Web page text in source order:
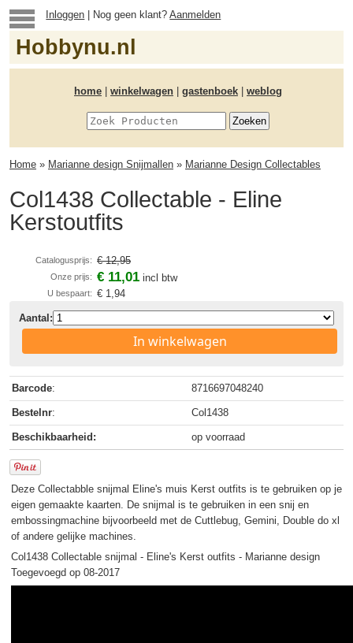
Inloggen | Nog geen klant?Aanmelden
Hobbynu.nl
home winkelwagen gastenboek weblog
Home » Marianne design Snijmallen » Marianne Design Collectables
Col1438 Collectable - Eline
Kerstoutfits
Catalogusprijs: € 12,95
Onze prijs: € 11,01 incl btw
U bespaart: € 1,94
Aantal:
In winkelwagen
Barcode: 8716697048240
Bestelnr: Col1438
Beschikbaarheid: op voorraad
Deze Collectabble snijmal Eline's muis Kerst outfits is te gebruiken op je
eigen gemaakte kaarten. De snijmal is te gebruiken in een snij en
embossingmachine bijvoorbeeld met de Cuttlebug, Gemini, Double do xl
of andere gelijke machines.
Col1438 Collectable snijmal - Eline's Kerst outfits - Marianne design
Toegevoegd op 08-2017